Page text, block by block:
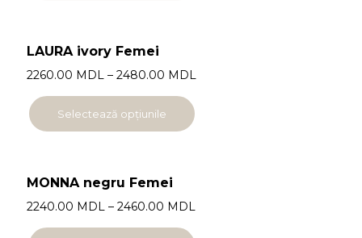
LAURA ivory Femei
2260.00 MDL – 2480.00 MDL
Selectează opțiunile
MONNA negru Femei
2240.00 MDL – 2460.00 MDL